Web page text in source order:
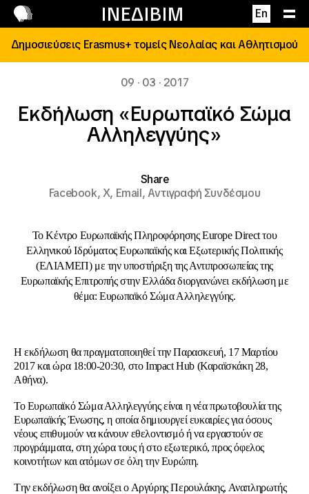
ΙΝΕΔΙΒΙΜ En
Επικοινωνία
Δημοσιεύσεις Erasmus+ τομείς Νεολαίας και Αθλητισμού
09 · 03 · 2017
Εκδήλωση «Ευρωπαϊκό Σώμα
Αλληλεγγύης»
Share
Facebook,X, Email,Αντιγραφή Συνδέσμου
Το Κέντρο Ευρωπαϊκής Πληροφόρησης Europe Direct του
Ελληνικού Ιδρύματος Ευρωπαϊκής και Εξωτερικής Πολιτικής
(ΕΛΙΑΜΕΠ) με την υποστήριξη της Αντιπροσωπείας της
Ευρωπαϊκής Επιτροπής στην Ελλάδα διοργανώνει εκδήλωση με
θέμα: Ευρωπαϊκό Σώμα Αλληλεγγύης.
Η εκδήλωση θα πραγματοποιηθεί την Παρασκευή, 17 Μαρτίου
2017 και ώρα 18:00-20:30, στο Impact Hub (Καραϊσκάκη 28,
Αθήνα).
Το Ευρωπαϊκό Σώμα Αλληλεγγύης είναι η νέα πρωτοβουλία της
Ευρωπαϊκής Ένωσης, η οποία δημιουργεί ευκαιρίες για όσους
νέους επιθυμούν να κάνουν εθελοντισμό ή να εργαστούν σε
προγράμματα, στη χώρα τους ή στο εξωτερικό, προς όφελος
κοινοτήτων και ατόμων σε όλη την Ευρώπη.
Tην εκδήλωση θα ανοίξει ο Αργύρης Περουλάκης, Αναπληρωτής